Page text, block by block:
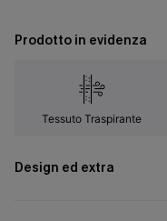
Prodotto in evidenza
Tessuto Traspirante
Design ed extra